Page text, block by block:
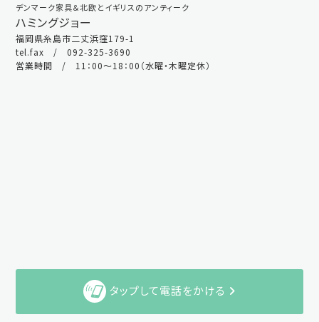
デンマーク家具＆北欧とイギリスのアンティーク
ハミングジョー
福岡県糸島市二丈浜窪179-1
tel.fax / 092-325-3690
営業時間 / 11：00～18：00（水曜・木曜定休）
タップして電話をかける